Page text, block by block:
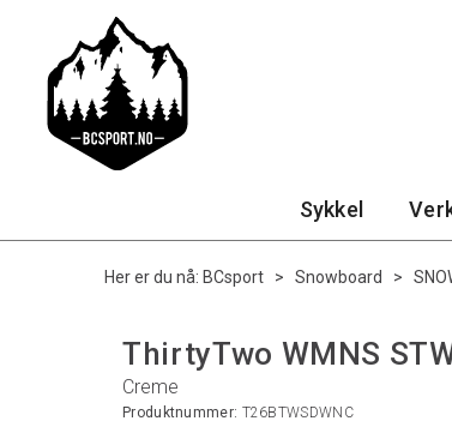
Sykkel
Her er du nå: BCsport > Snowboard >
ThirtyTwo WMNS
Creme
Produktnummer: T26BTWSDWNC